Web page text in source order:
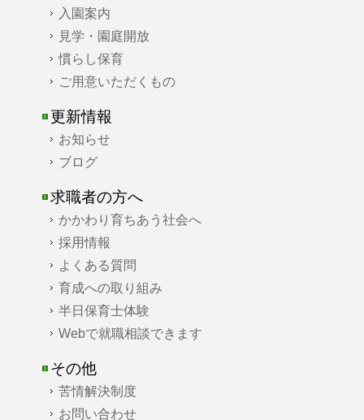
入園案内
見学・園庭開放
慣らし保育
ご用意いただくもの
更新情報
お知らせ
ブログ
求職者の方へ
かかわり育ちあう社会へ
採用情報
よくある質問
育成への取り組み
半日保育士体験
Webで就職相談できます
その他
苦情解決制度
お問い合わせ